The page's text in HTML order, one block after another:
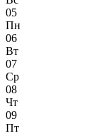
05
Пн
06
Вт
07
Ср
08
Чт
09
Пт